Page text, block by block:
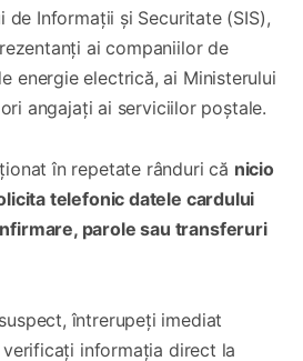
de Informații și Securitate (SIS),
ai companiilor de
energie electrică, ai Ministerului
angajați ai serviciilor poștale.
în repetate rânduri că nicio
telefonic datele cardului
parole sau transferuri
întrerupeți imediat
informația direct la